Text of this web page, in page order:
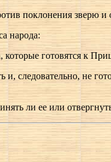
поклонения зверю и
народа:
готовятся к
и, следовательно, не
ли ее или